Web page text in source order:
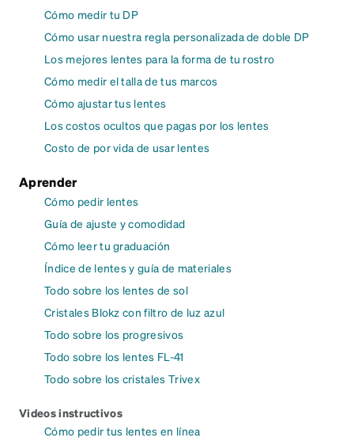
Cómo medir tu DP
Cómo usar nuestra regla personalizada de doble DP
Los mejores lentes para la forma de tu rostro
Cómo medir el talla de tus marcos
Cómo ajustar tus lentes
Los costos ocultos que pagas por los lentes
Costo de por vida de usar lentes
Aprender
Cómo pedir lentes
Guía de ajuste y comodidad
Cómo leer tu graduación
Índice de lentes y guía de materiales
Todo sobre los lentes de sol
Cristales Blokz con filtro de luz azul
Todo sobre los progresivos
Todo sobre los lentes FL-41
Todo sobre los cristales Trivex
Videos instructivos
Cómo pedir tus lentes en línea